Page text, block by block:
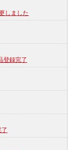
しました
登録完了